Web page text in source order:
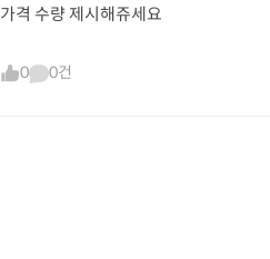
가격 수량 제시해쥬세요
0 0건